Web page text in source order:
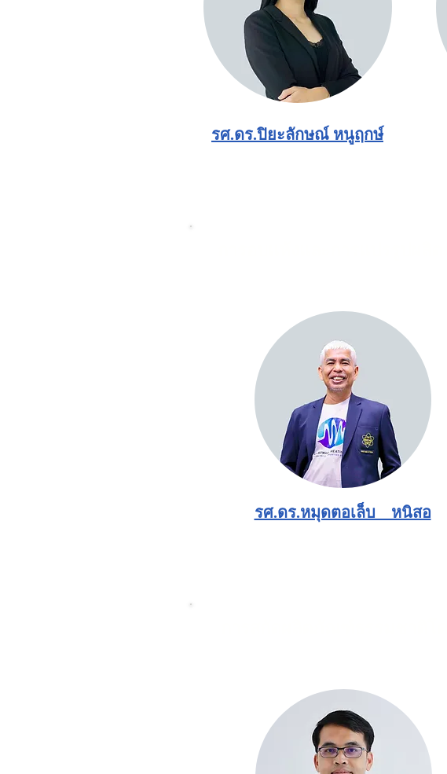
รศ.ดร.ปิยะลักษณ์ หนูฤกษ์
รศ.ดร.หมุดตอเล็บ หนิสอ